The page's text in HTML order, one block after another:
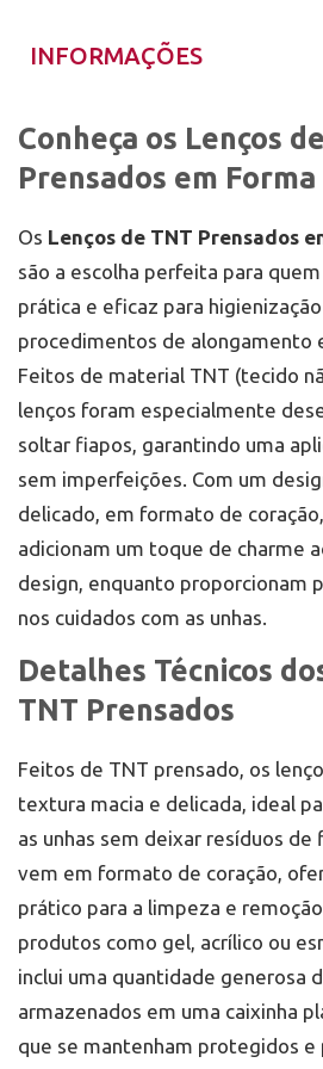
OsLenços de TNT Prensados em
estão disponíveis para compra na
em até 24h. Eleve a qualidade do seu
com produtos práticos e de alta
Mix da Jo, desde 2011, fornecemos
INFORMAÇÕES
Conheça os Lenços
Prensados em Forma
Os Lenços de TNT Prensados
são a escolha perfeita para
prática e eficaz para
procedimentos de alongamento
Feitos de material TNT (tecido
lenços foram especialmente
soltar fiapos, garantindo uma
sem imperfeições. Com um
delicado, em formato de
adicionam um toque de charme
design, enquanto proporcionam
nos cuidados com as unhas.
Detalhes Técnicos
TNT Prensados
Feitos de TNT prensado, os
textura macia e delicada, ideal
as unhas sem deixar resíduos de
vem em formato de coração,
prático para a limpeza e
produtos como gel, acrílico ou
inclui uma quantidade generosa
armazenados em uma caixinha
que se mantenham protegidos e